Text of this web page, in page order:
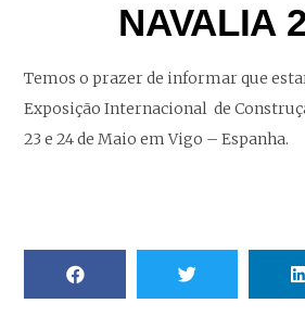
NAVALIA
Temos o prazer de informar que
Exposição Internacional de
23 e 24 de Maio em Vigo – Espanha.